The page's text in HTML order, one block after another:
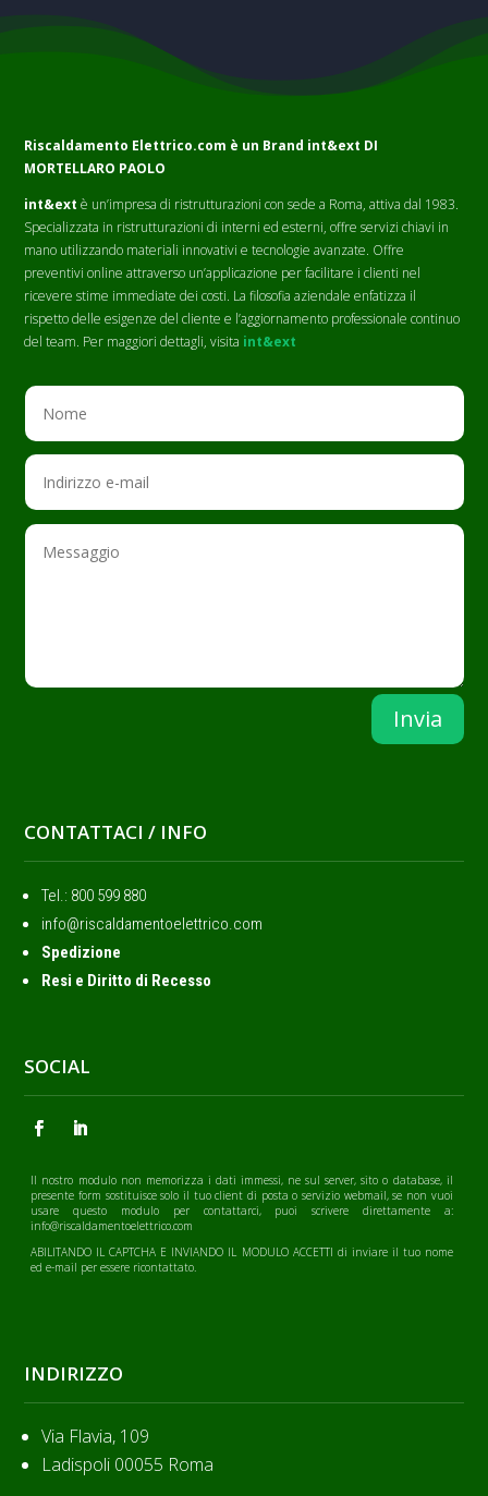
Riscaldamento Elettrico.com è un Brand int&ext DI
MORTELLARO PAOLO
int&ext è un’impresa di ristrutturazioni con sede a Roma, attiva dal 1983.
Specializzata in ristrutturazioni di interni ed esterni, offre servizi chiavi in
mano utilizzando materiali innovativi e tecnologie avanzate. Offre
preventivi online attraverso un’applicazione per facilitare i clienti nel
ricevere stime immediate dei costi. La filosofia aziendale enfatizza il
rispetto delle esigenze del cliente e l’aggiornamento professionale continuo
del team. Per maggiori dettagli, visita int&ext
Invia
CONTATTACI / INFO
Tel.: ‭800 599 880
info@riscaldamentoelettrico.com
Spedizione
Resi e Diritto di Recesso
SOCIAL
Il nostro modulo non memorizza i dati immessi, ne sul server, sito o database, il
presente form sostituisce solo il tuo client di posta o servizio webmail, se non vuoi
usare questo modulo per contattarci, puoi scrivere direttamente a:
info@riscaldamentoelettrico.com
ABILITANDO IL CAPTCHA E INVIANDO IL MODULO ACCETTI di inviare il tuo nome
ed e-mail per essere ricontattato.
INDIRIZZO
Via Flavia, 109
Ladispoli 00055 Roma